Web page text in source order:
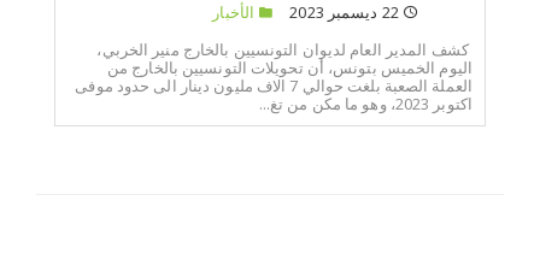
22 ديسمبر 2023
الأخبار
كشف المدير العام لديوان التونسيين بالخارج منير الخربي،
اليوم الخميس بتونس، أن تحويلات التونسيين بالخارج من
العملة الصعبة بلغت حوالي 7 الاف مليون دينار الى حدود موفى
اكتوبر 2023، وهو ما مكن من تغ...